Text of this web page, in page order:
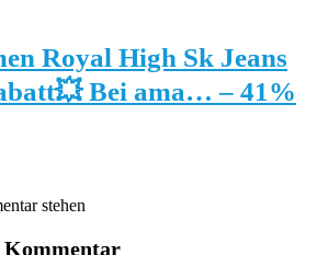
Royal High Sk Jeans
Bei ama… – 41%
stehen
Kommentar